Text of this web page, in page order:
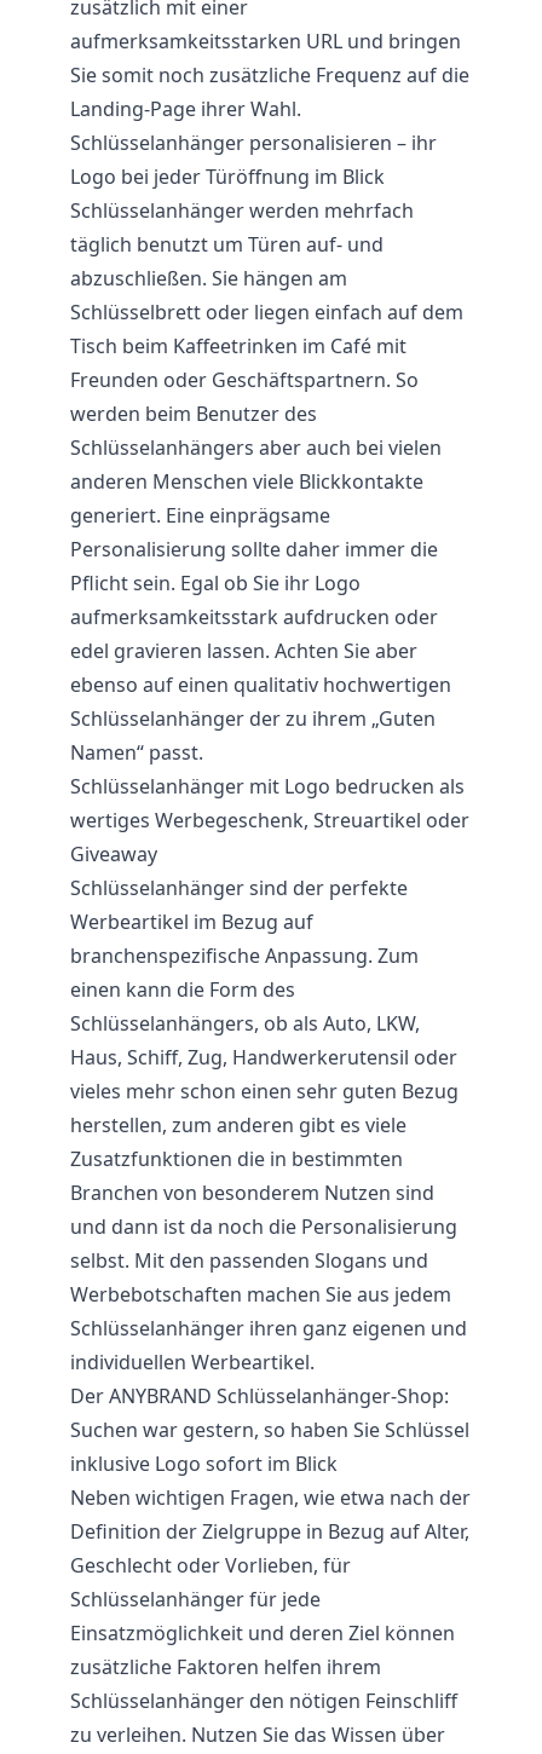
zusätzlich mit einer
aufmerksamkeitsstarken URL und bringen
Sie somit noch zusätzliche Frequenz auf die
Landing-Page ihrer Wahl.
Schlüsselanhänger personalisieren – ihr
Logo bei jeder Türöffnung im Blick
Schlüsselanhänger werden mehrfach
täglich benutzt um Türen auf- und
abzuschließen. Sie hängen am
Schlüsselbrett oder liegen einfach auf dem
Tisch beim Kaffeetrinken im Café mit
Freunden oder Geschäftspartnern. So
werden beim Benutzer des
Schlüsselanhängers aber auch bei vielen
anderen Menschen viele Blickkontakte
generiert. Eine einprägsame
Personalisierung sollte daher immer die
Pflicht sein. Egal ob Sie ihr Logo
aufmerksamkeitsstark aufdrucken oder
edel gravieren lassen. Achten Sie aber
ebenso auf einen qualitativ hochwertigen
Schlüsselanhänger der zu ihrem „Guten
Namen“ passt.
Schlüsselanhänger mit Logo bedrucken als
wertiges Werbegeschenk, Streuartikel oder
Giveaway
Schlüsselanhänger sind der perfekte
Werbeartikel im Bezug auf
branchenspezifische Anpassung. Zum
einen kann die Form des
Schlüsselanhängers, ob als Auto, LKW,
Haus, Schiff, Zug, Handwerkerutensil oder
vieles mehr schon einen sehr guten Bezug
herstellen, zum anderen gibt es viele
Zusatzfunktionen die in bestimmten
Branchen von besonderem Nutzen sind
und dann ist da noch die Personalisierung
selbst. Mit den passenden Slogans und
Werbebotschaften machen Sie aus jedem
Schlüsselanhänger ihren ganz eigenen und
individuellen Werbeartikel.
Der ANYBRAND Schlüsselanhänger-Shop:
Suchen war gestern, so haben Sie Schlüssel
inklusive Logo sofort im Blick
Neben wichtigen Fragen, wie etwa nach der
Definition der Zielgruppe in Bezug auf Alter,
Geschlecht oder Vorlieben, für
Schlüsselanhänger für jede
Einsatzmöglichkeit und deren Ziel können
zusätzliche Faktoren helfen ihrem
Schlüsselanhänger den nötigen Feinschliff
zu verleihen. Nutzen Sie das Wissen über